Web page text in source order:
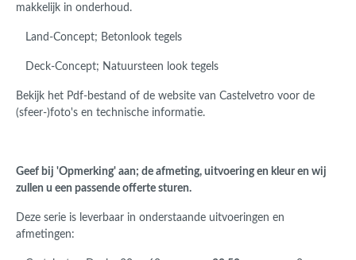
makkelijk in onderhoud.
Land-Concept; Betonlook tegels
Deck-Concept; Natuursteen look tegels
Bekijk het Pdf-bestand of de website van Castelvetro voor de
(sfeer-)foto's en technische informatie.
Geef bij 'Opmerking' aan; de afmeting, uitvoering en kleur en wij
zullen u een passende offerte sturen.
Deze serie is leverbaar in onderstaande uitvoeringen en
afmetingen: